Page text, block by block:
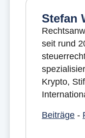
Stefan
seit rund
Krypto,
Beiträge -